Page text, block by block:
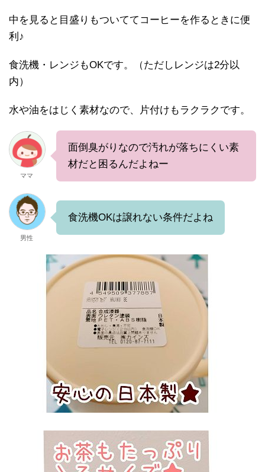
中を見ると目盛りもついててコーヒーを作るときに便
利♪
食洗機・レンジもOKです。（ただしレンジは2分以
内）
水や油をはじく素材なので、片付けもラクラクです。
ママ
面倒臭がりなので汚れが落ちにくい素
材だと困るんだよねー
男性
食洗機OKは譲れない条件だよね